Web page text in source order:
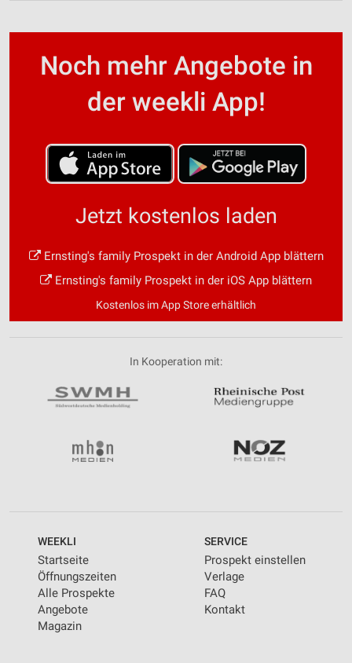
Noch mehr Angebote in
der weekli App!
Jetzt kostenlos laden
Ernsting's family Prospekt in der Android App blättern
Ernsting's family Prospekt in der iOS App blättern
Kostenlos im App Store erhältlich
In Kooperation mit:
WEEKLI
Startseite
Öffnungszeiten
Alle Prospekte
Angebote
Magazin
SERVICE
Prospekt einstellen
Verlage
FAQ
Kontakt